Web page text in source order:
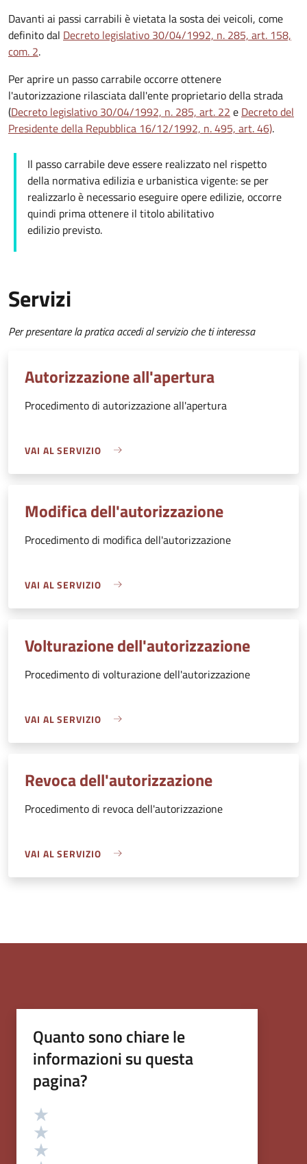
Davanti ai passi carrabili è vietata la sosta dei veicoli, come
definito dal Decreto legislativo 30/04/1992, n. 285, art. 158,
com. 2.
Per aprire un passo carrabile occorre ottenere
l'autorizzazione rilasciata dall'ente proprietario della strada
(Decreto legislativo 30/04/1992, n. 285, art. 22 e Decreto del
Presidente della Repubblica 16/12/1992, n. 495, art. 46).
Il passo carrabile deve essere realizzato nel rispetto
della normativa edilizia e urbanistica vigente: se per
realizzarlo è necessario eseguire opere edilizie, occorre
quindi prima ottenere il titolo abilitativo
edilizio previsto.
Servizi
Per presentare la pratica accedi al servizio che ti interessa
Autorizzazione all'apertura
Procedimento di autorizzazione all'apertura
VAI AL SERVIZIO
Modifica dell'autorizzazione
Procedimento di modifica dell'autorizzazione
VAI AL SERVIZIO
Volturazione dell'autorizzazione
Procedimento di volturazione dell'autorizzazione
VAI AL SERVIZIO
Revoca dell'autorizzazione
Procedimento di revoca dell'autorizzazione
VAI AL SERVIZIO
Quanto sono chiare le
informazioni su questa
pagina?
Valutazione